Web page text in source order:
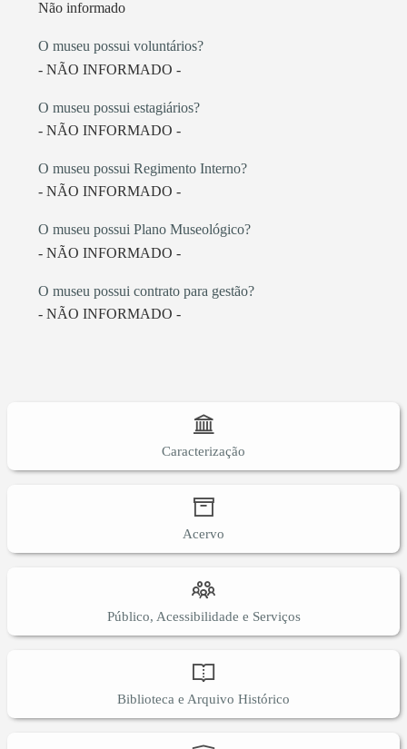
Não informado
O museu possui voluntários?
- NÃO INFORMADO -
O museu possui estagiários?
- NÃO INFORMADO -
O museu possui Regimento Interno?
- NÃO INFORMADO -
O museu possui Plano Museológico?
- NÃO INFORMADO -
O museu possui contrato para gestão?
- NÃO INFORMADO -
Caracterização
Acervo
Público, Acessibilidade e Serviços
Biblioteca e Arquivo Histórico